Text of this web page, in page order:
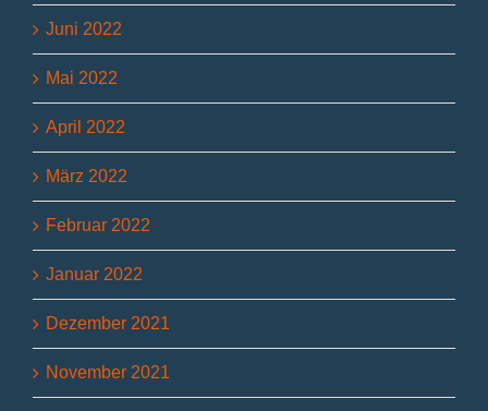
Juni 2022
Mai 2022
April 2022
März 2022
Februar 2022
Januar 2022
Dezember 2021
November 2021